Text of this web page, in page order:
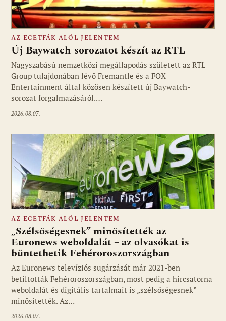
Fotó: media1.hu
AZ ECETFÁK ALÓL JELENTEM
Új Baywatch-sorozatot készít az RTL
Nagyszabású nemzetközi megállapodás született az RTL
Group tulajdonában lévő Fremantle és a FOX
Entertainment által közösen készített új Baywatch-
sorozat forgalmazásáról.…
2026.08.07.
Fotó: media1.hu
AZ ECETFÁK ALÓL JELENTEM
„Szélsőségesnek” minősítették az
Euronews weboldalát – az olvasókat is
büntethetik Fehéroroszországban
Az Euronews televíziós sugárzását már 2021-ben
betiltották Fehéroroszországban, most pedig a hírcsatorna
weboldalát és digitális tartalmait is „szélsőségesnek”
minősítették. Az…
2026.08.07.